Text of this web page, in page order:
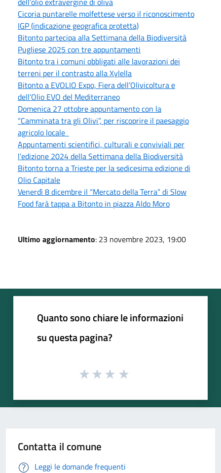
Cicoria puntarelle molfettese verso il riconoscimento
IGP (indicazione geografica protetta)
Bitonto partecipa alla Settimana della Biodiversità
Pugliese 2025 con tre appuntamenti
Bitonto tra i comuni obbligati alle lavorazioni dei
terreni per il contrasto alla Xylella
Bitonto a EVOLIO Expo, Fiera dell’Olivicoltura e
dell’Olio EVO del Mediterraneo
Domenica 27 ottobre appuntamento con la
“Camminata tra gli Olivi”, per riscoprire il paesaggio
agricolo locale
Appuntamenti scientifici, culturali e conviviali per
l’edizione 2024 della Settimana della Biodiversità
Bitonto torna a Trieste per la sedicesima edizione di
Olio Capitale
Venerdì 8 dicembre il “Mercato della Terra” di Slow
Food farà tappa a Bitonto in piazza Aldo Moro
Ultimo aggiornamento: 23 novembre 2023, 19:00
Quanto sono chiare le informazioni
su questa pagina?
Contatta il comune
Leggi le domande frequenti